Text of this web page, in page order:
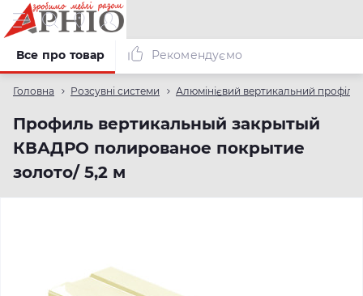
Головна Розсувні системи Алюмінієвий вертикальний профіль
Профиль вертикальный закрытый
КВАДРО полированое покрытие
золото/ 5,2 м
Все про товар Рекомендуємо